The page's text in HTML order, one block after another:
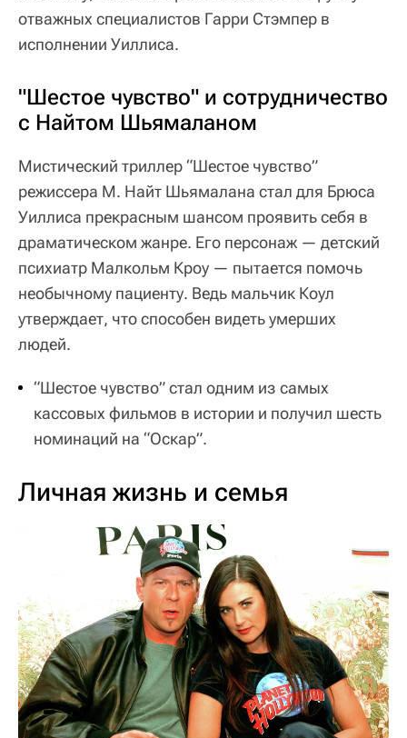
отважных специалистов Гарри Стэмпер в
исполнении Уиллиса.
"Шестое чувство" и сотрудничество
с Найтом Шьямаланом
Мистический триллер “Шестое чувство”
режиссера М. Найт Шьямалана стал для Брюса
Уиллиса прекрасным шансом проявить себя в
драматическом жанре. Его персонаж — детский
психиатр Малкольм Кроу — пытается помочь
необычному пациенту. Ведь мальчик Коул
утверждает, что способен видеть умерших
людей.
“Шестое чувство” стал одним из самых
кассовых фильмов в истории и получил шесть
номинаций на “Оскар”.
Личная жизнь и семья